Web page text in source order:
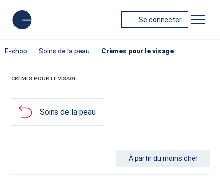
Se connecter
E-shop Soins de la peau Crèmes pour le visage
CRÈMES POUR LE VISAGE
Soins de la peau
À partir du moins cher